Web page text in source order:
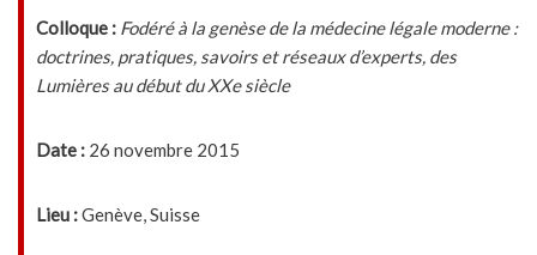
Colloque : Fodéré à la genèse de la médecine légale moderne :
doctrines, pratiques, savoirs et réseaux d’experts, des
Lumières au début du XXe siècle
Date : 26 novembre 2015
Lieu :Genève, Suisse